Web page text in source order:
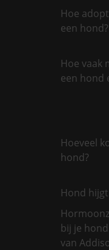
Hoe
een hond?
Hoe vaak
een hond
Hoeveel
hond?
Hond
bij je
van